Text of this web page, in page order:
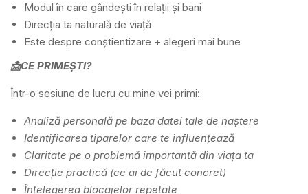
Modul în care gândești în relații și bani
Direcția ta naturală de viață
Este despre conștientizare + alegeri mai bune
📩CE PRIMEȘTI?
Într-o sesiune de lucru cu mine vei primi:
Analiză personală pe baza datei tale de naștere
Identificarea tiparelor care te influențează
Claritate pe o problemă importantă din viața ta
Direcție practică (ce ai de făcut concret)
Înțelegerea blocajelor repetate